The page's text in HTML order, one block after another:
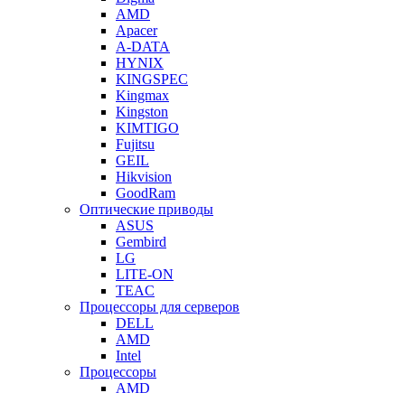
AMD
Apacer
A-DATA
HYNIX
KINGSPEC
Kingmax
Kingston
KIMTIGO
Fujitsu
GEIL
Hikvision
GoodRam
Оптические приводы
ASUS
Gembird
LG
LITE-ON
TEAC
Процессоры для серверов
DELL
AMD
Intel
Процессоры
AMD